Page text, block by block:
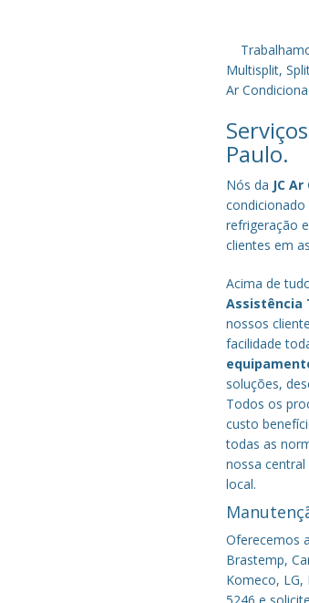
Multisplit,
Ar
Paulo.
Nós da JC
refrigeração
clientes em
Acima de
Assistência
nossos
facilidade
soluções,
Todos os
custo
todas as
nossa
local.
Oferecemos
Brastemp,
Komeco, LG,